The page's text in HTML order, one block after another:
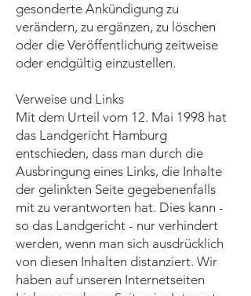
gesonderte Ankündigung zu
verändern, zu ergänzen, zu löschen
oder die Veröffentlichung zeitweise
oder endgültig einzustellen.
Verweise und Links
Mit dem Urteil vom 12. Mai 1998 hat
das Landgericht Hamburg
entschieden, dass man durch die
Ausbringung eines Links, die Inhalte
der gelinkten Seite gegebenenfalls
mit zu verantworten hat. Dies kann -
so das Landgericht - nur verhindert
werden, wenn man sich ausdrücklich
von diesen Inhalten distanziert. Wir
haben auf unseren Internetseiten